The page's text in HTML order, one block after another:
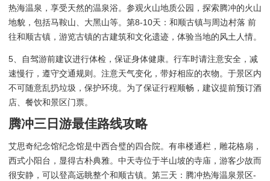
热海温泉，享受天然的温泉浴。参观火山地质公园，探索腾冲的火山
地貌，包括马鞍山、大黑山等。第8-10天：和顺古镇与周边村落 前
往和顺古镇，游览古镇的古建筑和文化遗迹，体验当地的风土人情。
5、自驾游前建议进行体检，保证身体健康。行车时请注意安全，减
速慢行，遵守交通规则。注意天气变化，带好相应的衣物。于景区内
不可随意乱扔垃圾，保护环境。为了保证行程顺畅，建议提前预订酒
店、餐饮和景区门票。
腾冲三日游最佳路线攻略
艾思奇纪念馆纪念馆是中西合璧的四合院。有串楼通栏，雕花格扇，
西式小阳台，显得古朴典雅。中天寺位于半山坡的寺庙，游客少故而
很安静，可以登高远眺整个和顺古镇。第三天：腾冲热海温泉景区-